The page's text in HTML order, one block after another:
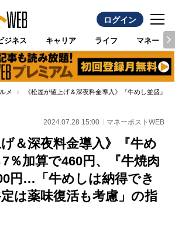
ログイン
ジネス キャリア ライフ マネー
メ 《松屋が値上げ＆深夜料金導入》『牛めし並盛』
2024.07.28 15:00 マネーポストWEB
げ＆深夜料金導入》『牛め
％加算で460円、『牛焼肉
円…「牛めしは納得でき
は薬味復活も考慮」の指